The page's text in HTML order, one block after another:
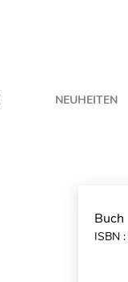
NEUHEITEN
Buch
ISBN :